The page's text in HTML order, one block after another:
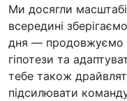
Ми досягли
всередині
дня — продовжуємо
гіпотези та
тебе також
підсилювати